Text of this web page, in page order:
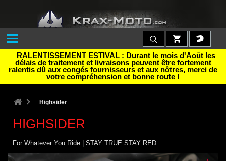
_ RALENTISSEMENT ESTIVAL : Durant le mois d'Août les
délais de traitement et livraisons peuvent être fortement
ralentis dû aux congés fournisseurs et aux nôtres, merci de
votre compréhension et bonne route !
Highsider
HIGHSIDER
For Whatever You Ride | STAY TRUE STAY RED